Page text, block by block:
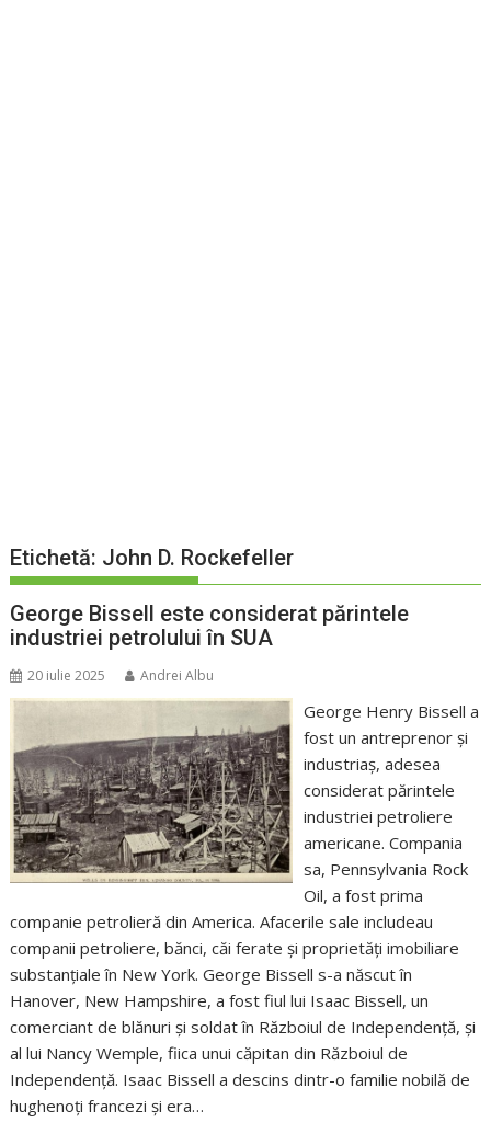
Etichetă: John D. Rockefeller
George Bissell este considerat părintele
industriei petrolului în SUA
20 iulie 2025 Andrei Albu
George Henry Bissell a
fost un antreprenor și
industriaș, adesea
considerat părintele
industriei petroliere
americane. Compania
sa, Pennsylvania Rock
Oil, a fost prima
companie petrolieră din America. Afacerile sale includeau
companii petroliere, bănci, căi ferate și proprietăți imobiliare
substanțiale în New York. George Bissell s-a născut în
Hanover, New Hampshire, a fost fiul lui Isaac Bissell, un
comerciant de blănuri și soldat în Războiul de Independență, și
al lui Nancy Wemple, fiica unui căpitan din Războiul de
Independență. Isaac Bissell a descins dintr-o familie nobilă de
hughenoți francezi și era…